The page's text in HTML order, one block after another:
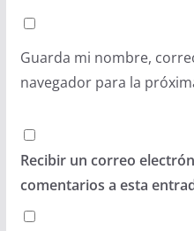
Guarda mi nombre,
navegador para la
Recibir un correo
comentarios a esta